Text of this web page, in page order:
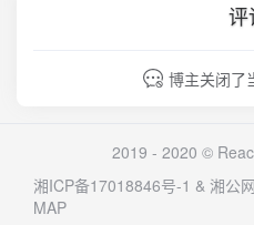
评
博主关闭了
2019 - 2020 ©
湘ICP备17018846号-1 & 湘公
MAP